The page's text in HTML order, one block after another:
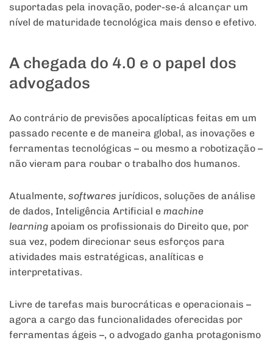
suportadas pela inovação, poder-se-á alcançar um
nível de maturidade tecnológica mais denso e efetivo.
A chegada do 4.0 e o papel dos
advogados
Ao contrário de previsões apocalípticas feitas em um
passado recente e de maneira global, as inovações e
ferramentas tecnológicas – ou mesmo a robotização –
não vieram para roubar o trabalho dos humanos.
Atualmente, softwares jurídicos, soluções de análise
de dados, Inteligência Artificial e machine
learning apoiam os profissionais do Direito que, por
sua vez, podem direcionar seus esforços para
atividades mais estratégicas, analíticas e
interpretativas.
Livre de tarefas mais burocráticas e operacionais –
agora a cargo das funcionalidades oferecidas por
ferramentas ágeis –, o advogado ganha protagonismo